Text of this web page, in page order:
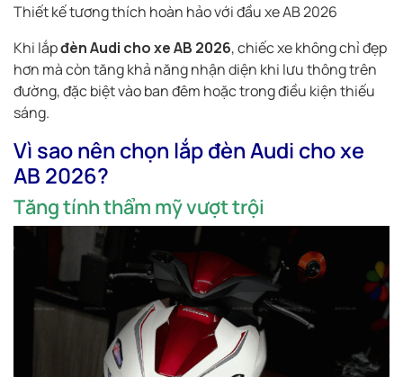
Thiết kế tương thích hoàn hảo với đầu xe AB 2026
Khi lắpđèn Audi cho xe AB 2026, chiếc xe không chỉ đẹp
hơn mà còn tăng khả năng nhận diện khi lưu thông trên
đường, đặc biệt vào ban đêm hoặc trong điều kiện thiếu
sáng.
Vì sao nên chọn lắp đèn Audi cho xe
AB 2026?
Tăng tính thẩm mỹ vượt trội